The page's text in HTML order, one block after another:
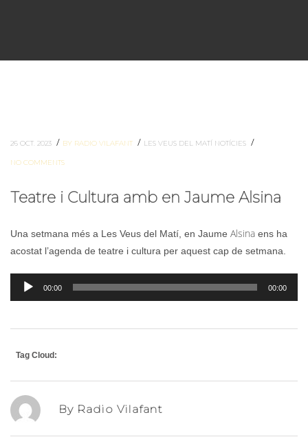
26 OCT. 2023 / BY RADIO VILAFANT / LES VEUS DEL MATÍ NOTÍCIES /
NO COMMENTS
Teatre i Cultura amb en Jaume Alsina
Una setmana més a Les Veus del Matí, en Jaume Alsina ens ha
acostat l’agenda de teatre i cultura per aquest cap de setmana.
Reproductor
d'àudio
00:00 00:00
Tag Cloud:
By Radio Vilafant